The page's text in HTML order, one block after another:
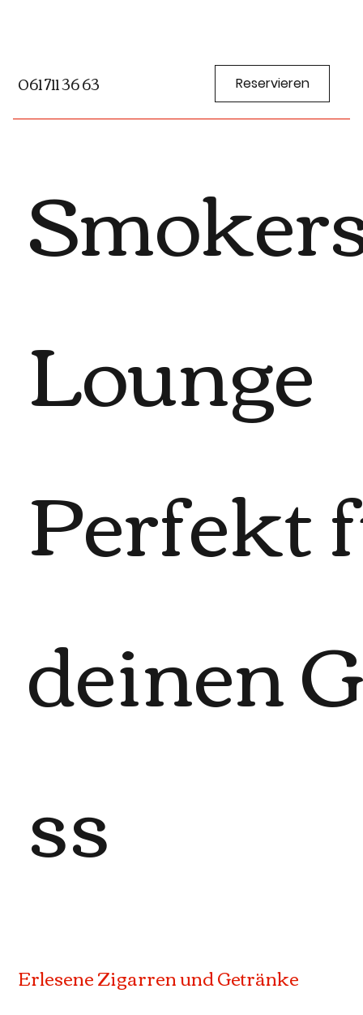
061 711 36 63 Reservieren
Lounge
Perfekt
deinen
ss
Erlesene Zigarren und Getränke